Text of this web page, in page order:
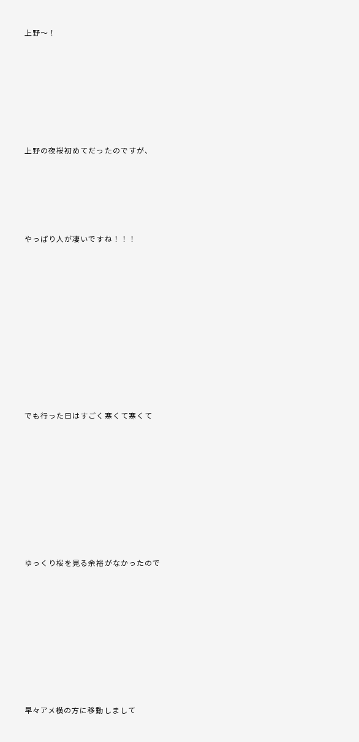
上野〜！
上野の夜桜初めてだったのですが、
やっぱり人が凄いですね！！！
でも行った日はすごく寒くて寒くて
ゆっくり桜を見る余裕がなかったので
早々アメ横の方に移動しまして